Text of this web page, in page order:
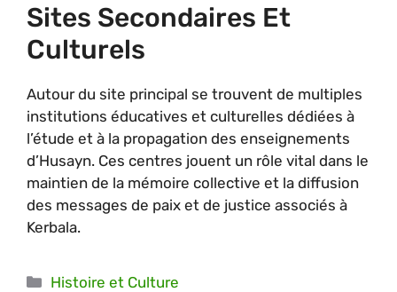
Sites Secondaires Et
Culturels
Autour du site principal se trouvent de multiples
institutions éducatives et culturelles dédiées à
l’étude et à la propagation des enseignements
d’Husayn. Ces centres jouent un rôle vital dans le
maintien de la mémoire collective et la diffusion
des messages de paix et de justice associés à
Kerbala.
Catégories
Histoire et Culture